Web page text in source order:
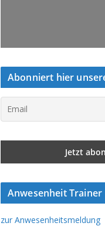
Abonniert hier
Anwesenheit Trainer
zur Anwesenheitsmeldung